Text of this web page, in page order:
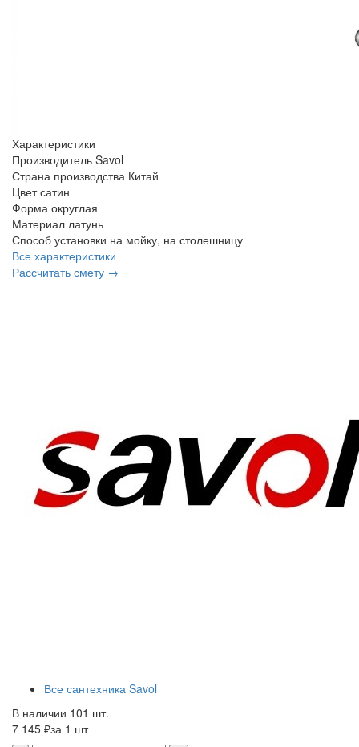
Характеристики
Производитель Savol
Страна производства Китай
Цвет сатин
Форма округлая
Материал латунь
Способ установки на мойку, на столешницу
Все характеристики
Рассчитать смету →
Все сантехника Savol
В наличии 101 шт.
7 145 ₽за 1 шт